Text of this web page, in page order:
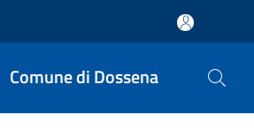
Comune di Dossena